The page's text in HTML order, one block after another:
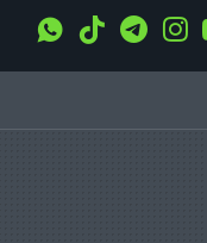
WhatsApp
Tiktok